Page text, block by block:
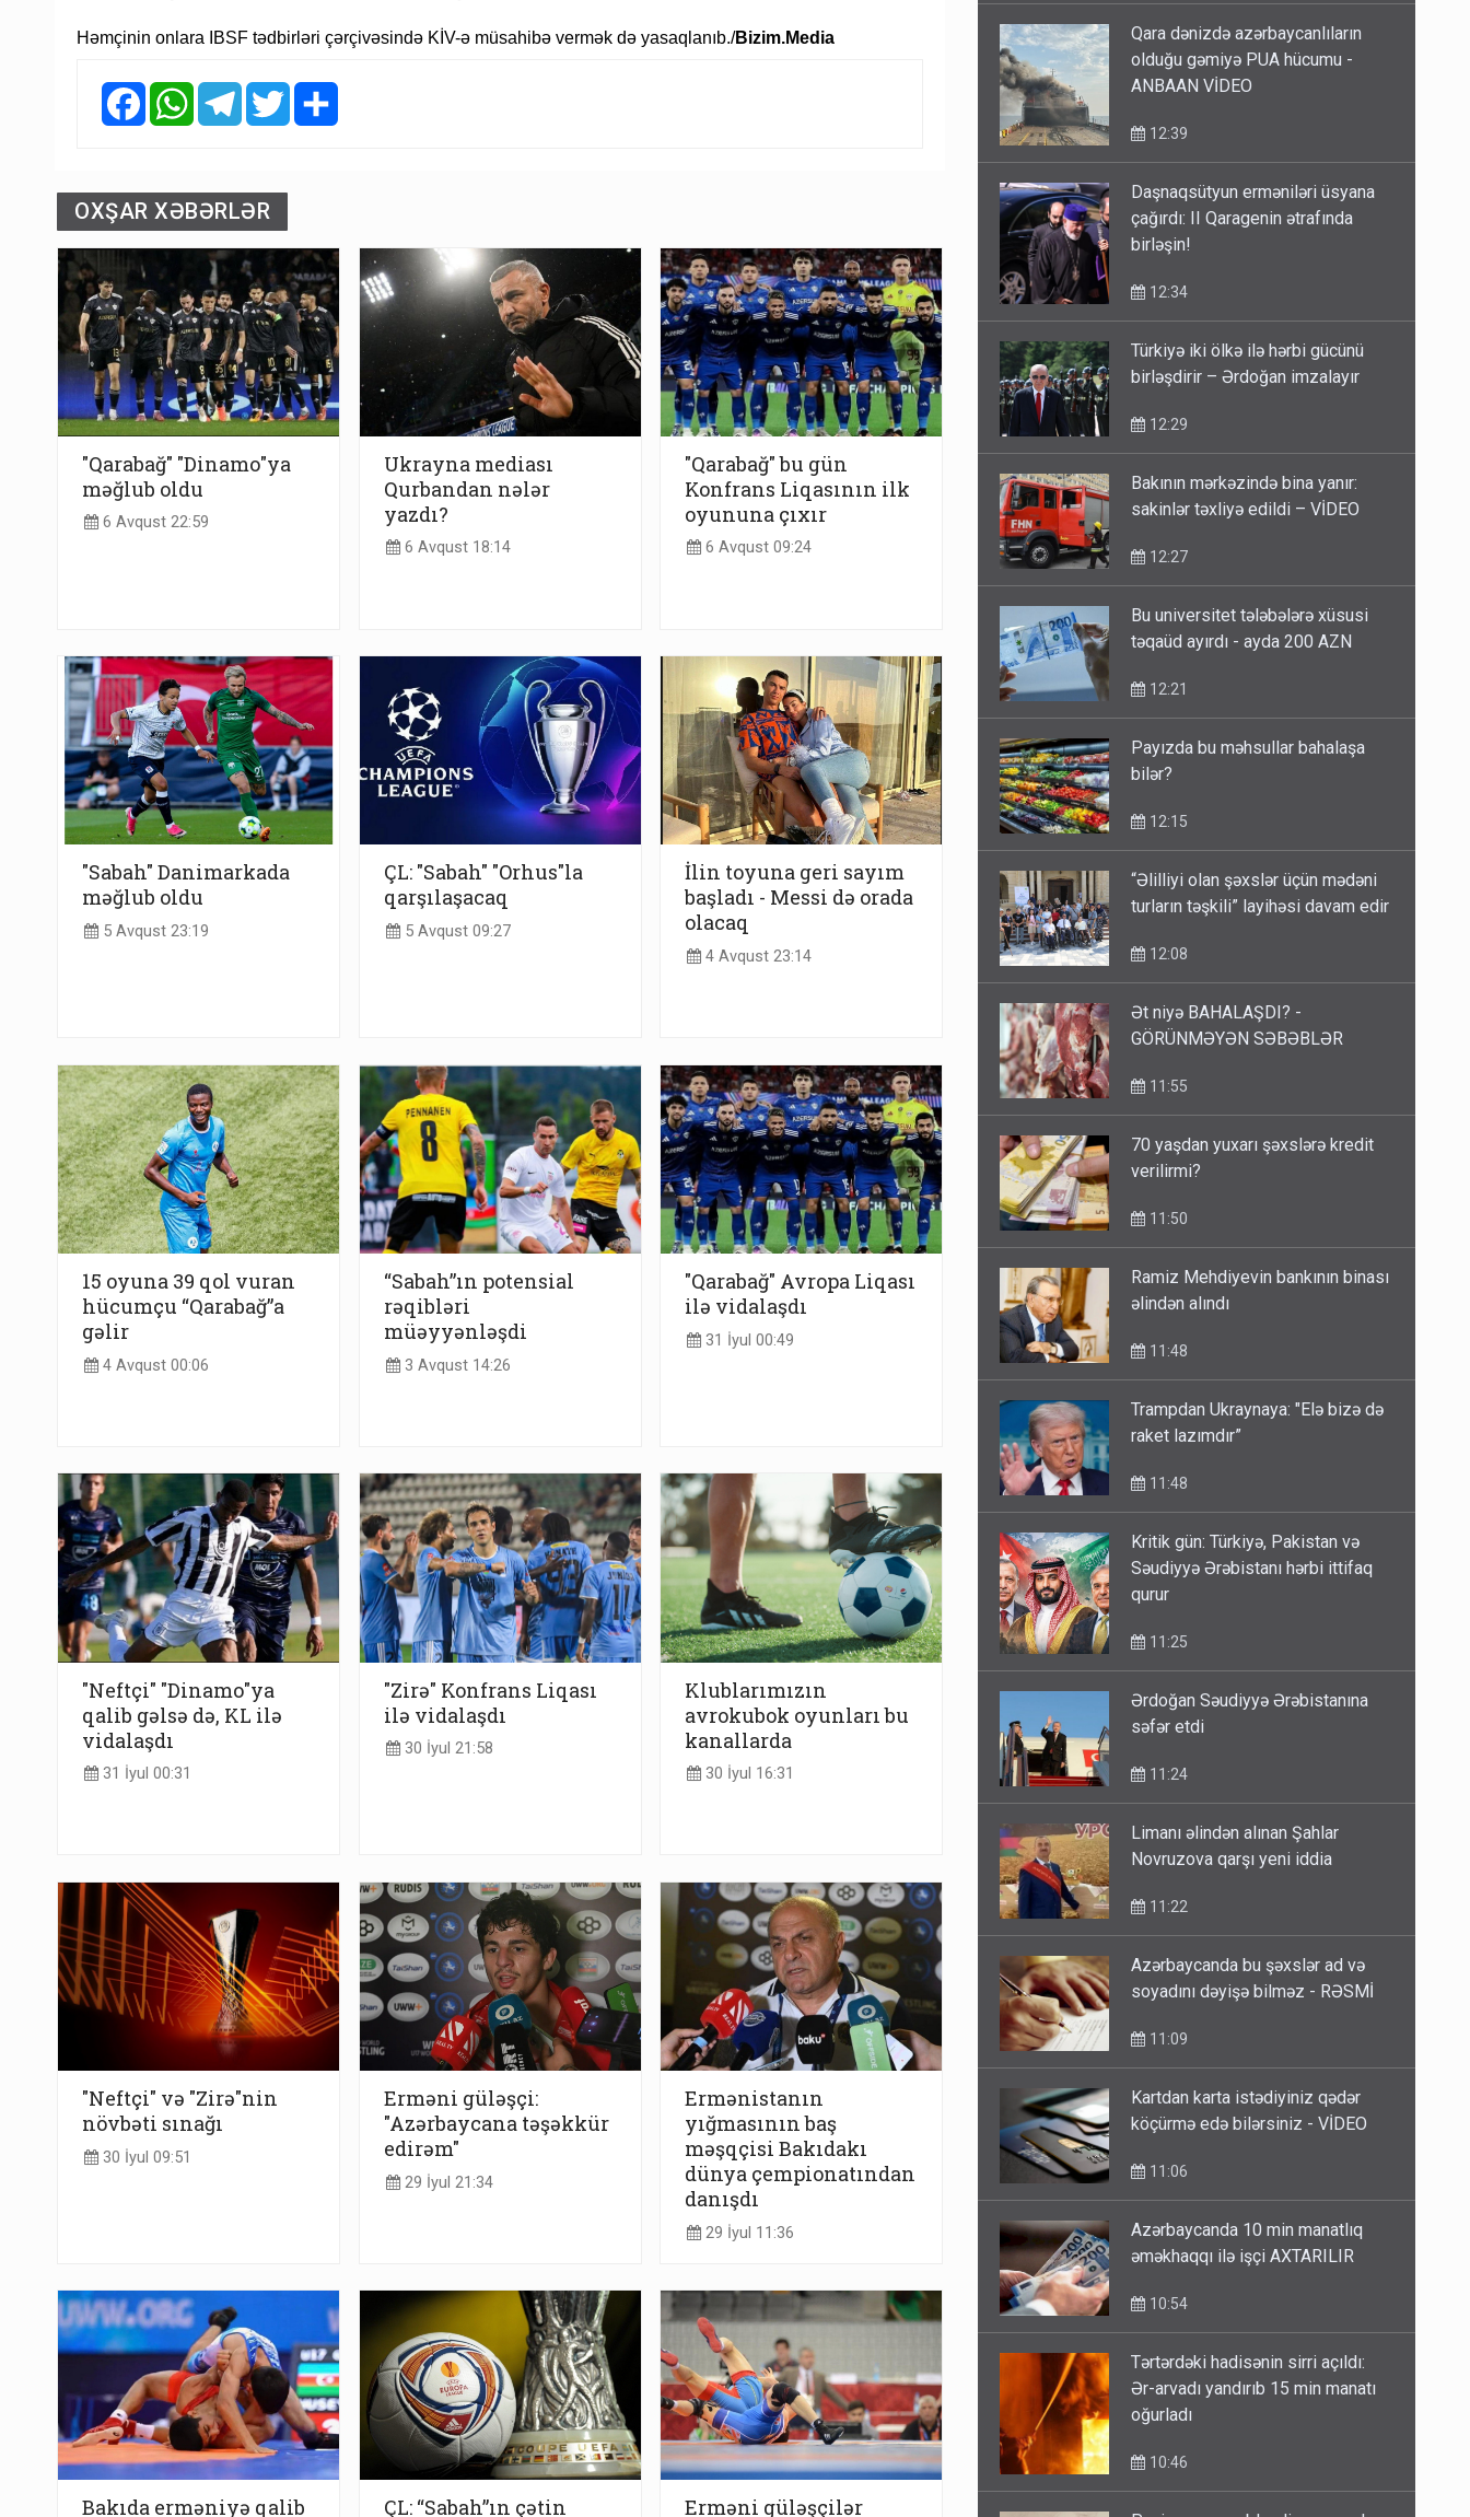
Həmçinin onlara IBSF tədbirləri çərçivəsində KİV-ə müsahibə vermək də yasaqlanıb./Bizim.Media
FacebookWhatsAppTelegramTwitter
OXŞAR XƏBƏRLƏR
"Qarabağ" "Dinamo"ya
məğlub oldu
6 Avqust 22:59
Ukrayna mediası
Qurbandan nələr
yazdı?
6 Avqust 18:14
"Qarabağ" bu gün
Konfrans Liqasının ilk
oyununa çıxır
6 Avqust 09:24
"Sabah" Danimarkada
məğlub oldu
5 Avqust 23:19
ÇL: "Sabah" "Orhus"la
qarşılaşacaq
5 Avqust 09:27
İlin toyuna geri sayım
başladı - Messi də orada
olacaq
4 Avqust 23:14
15 oyuna 39 qol vuran
hücumçu “Qarabağ”a
gəlir
4 Avqust 00:06
“Sabah”ın potensial
rəqibləri
müəyyənləşdi
3 Avqust 14:26
"Qarabağ" Avropa Liqası
ilə vidalaşdı
31 İyul 00:49
"Neftçi" "Dinamo"ya
qalib gəlsə də, KL ilə
vidalaşdı
31 İyul 00:31
"Zirə" Konfrans Liqası
ilə vidalaşdı
30 İyul 21:58
Klublarımızın
avrokubok oyunları bu
kanallarda
30 İyul 16:31
"Neftçi" və "Zirə"nin
növbəti sınağı
30 İyul 09:51
Erməni güləşçi:
"Azərbaycana təşəkkür
edirəm"
29 İyul 21:34
Ermənistanın
yığmasının baş
məşqçisi Bakıdakı
dünya çempionatından
danışdı
29 İyul 11:36
Bakıda erməniyə qalib ÇL: “Sabah”ın çətin Erməni güləşçilər
Qara dənizdə azərbaycanlıların
olduğu gəmiyə PUA hücumu -
ANBAAN VİDEO
12:39
Daşnaqsütyun erməniləri üsyana
çağırdı: II Qaragenin ətrafında
birləşin!
12:34
Türkiyə iki ölkə ilə hərbi gücünü
birləşdirir – Ərdoğan imzalayır
12:29
Bakının mərkəzində bina yanır:
sakinlər təxliyə edildi – VİDEO
12:27
Bu universitet tələbələrə xüsusi
təqaüd ayırdı - ayda 200 AZN
12:21
Payızda bu məhsullar bahalaşa
bilər?
12:15
“Əlilliyi olan şəxslər üçün mədəni
turların təşkili” layihəsi davam edir
12:08
Ət niyə BAHALAŞDI? -
GÖRÜNMƏYƏN SƏBƏBLƏR
11:55
70 yaşdan yuxarı şəxslərə kredit
verilirmi?
11:50
Ramiz Mehdiyevin bankının binası
əlindən alındı
11:48
Trampdan Ukraynaya: "Elə bizə də
raket lazımdır”
11:48
Kritik gün: Türkiyə, Pakistan və
Səudiyyə Ərəbistanı hərbi ittifaq
qurur
11:25
Ərdoğan Səudiyyə Ərəbistanına
səfər etdi
11:24
Limanı əlindən alınan Şahlar
Novruzova qarşı yeni iddia
11:22
Azərbaycanda bu şəxslər ad və
soyadını dəyişə bilməz - RƏSMİ
11:09
Kartdan karta istədiyiniz qədər
köçürmə edə bilərsiniz - VİDEO
11:06
Azərbaycanda 10 min manatlıq
əməkhaqqı ilə işçi AXTARILIR
10:54
Tərtərdəki hadisənin sirri açıldı:
Ər-arvadı yandırıb 15 min manatı
oğurladı
10:46